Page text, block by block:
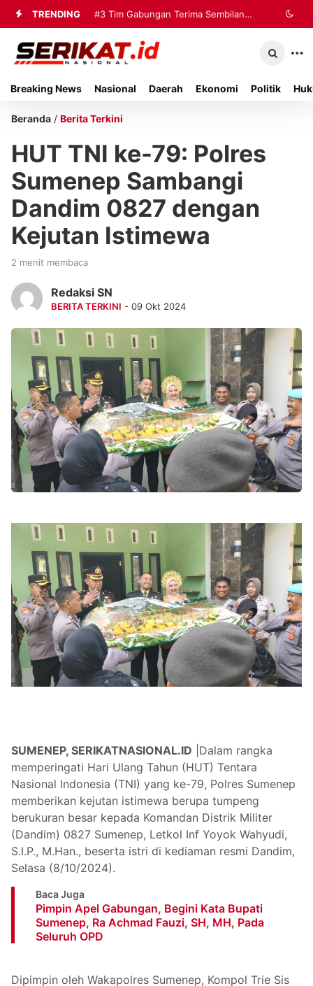
TRENDING #3 Tim Gabungan Terima Sembilan
Korban Evakuasi KM Mutiara Sentosa
Breaking News Nasional Daerah Ekonomi Politik
Beranda / Berita Terkini
HUT TNI ke-79: Polres
Sumenep Sambangi
Dandim 0827 dengan
Kejutan Istimewa
2 menit membaca
Redaksi SN
BERITA TERKINI - 09 Okt 2024
SUMENEP, SERIKATNASIONAL.ID |Dalam rangka
memperingati Hari Ulang Tahun (HUT) Tentara
Nasional Indonesia (TNI) yang ke-79, Polres Sumenep
memberikan kejutan istimewa berupa tumpeng
berukuran besar kepada Komandan Distrik Militer
(Dandim) 0827 Sumenep, Letkol Inf Yoyok Wahyudi,
S.I.P., M.Han., beserta istri di kediaman resmi Dandim,
Selasa (8/10/2024).
Baca Juga
Pimpin Apel Gabungan, Begini Kata Bupati
Sumenep, Ra Achmad Fauzi, SH, MH, Pada
Seluruh OPD
Dipimpin oleh Wakapolres Sumenep, Kompol Trie Sis